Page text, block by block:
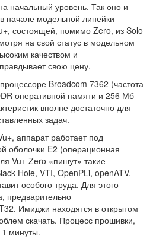
начальный уровень. Так оно и
начале модельной линейки
состоящей, помимо Zero, из Solo
на свой статус в модельном
качеством и
свою цену.
Broadcom 7362 (частота
оперативной памяти и 256 Мб
вполне достаточно для
задач.
аппарат работает под
оболочки E2 (операционная
Vu+ Zero «пишут» такие
Hole, VTI, OpenPLi, openATV.
особого труда. Для этого
предварительно
Имиджи находятся в открытом
скачать. Процесс прошивки,
1 минуты.